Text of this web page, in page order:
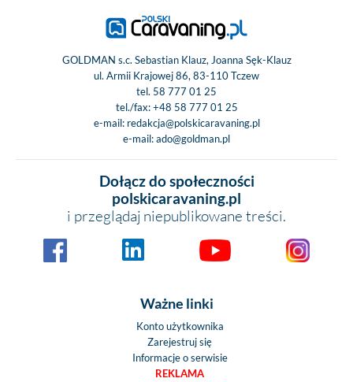
GOLDMAN s.c. Sebastian Klauz, Joanna Sęk-Klauz
ul. Armii Krajowej 86, 83-110 Tczew
tel. 58 777 01 25
tel./fax:+48 58 777 01 25
e-mail: redakcja@polskicaravaning.pl
e-mail:ado@goldman.pl
Dołącz do społeczności
polskicaravaning.pl
i przeglądaj niepublikowane treści.
Ważne linki
Konto użytkownika
Zarejestruj się
Informacje o serwisie
REKLAMA